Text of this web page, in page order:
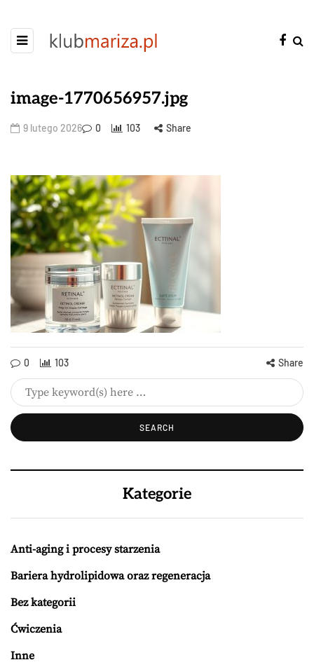
image-1770656957.jpg
9 lutego 2026 0 103 Share
0 103 Share
Kategorie
Anti-aging i procesy starzenia
Bariera hydrolipidowa oraz regeneracja
Bez kategorii
Ćwiczenia
Inne